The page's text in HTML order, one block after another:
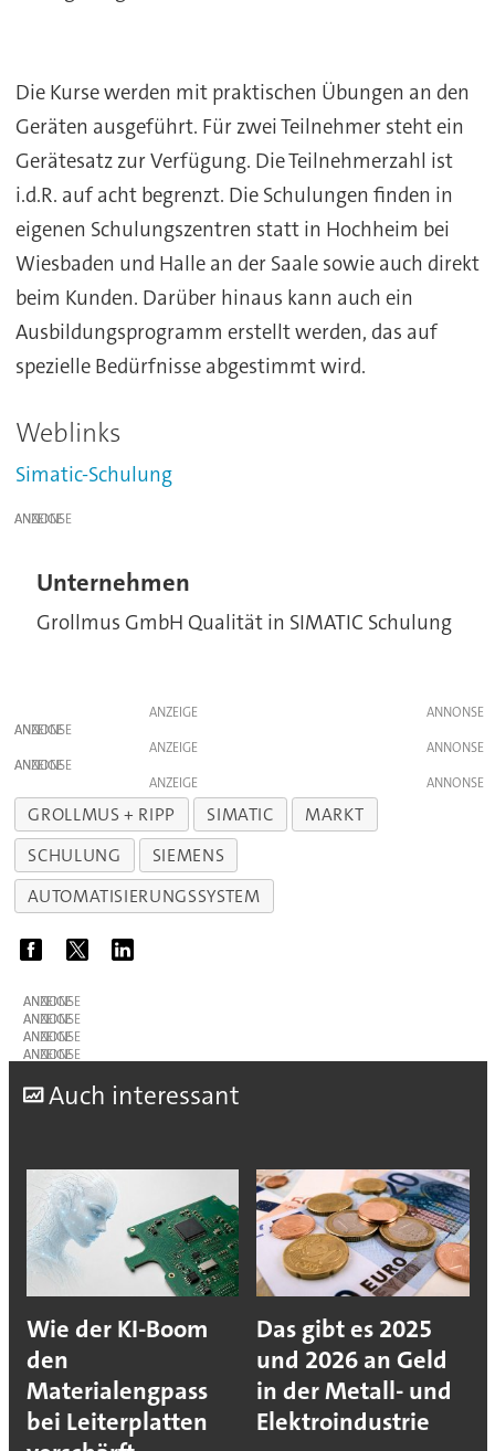
Die Kurse werden mit praktischen Übungen an den
Geräten ausgeführt. Für zwei Teilnehmer steht ein
Gerätesatz zur Verfügung. Die Teilnehmerzahl ist
i.d.R. auf acht begrenzt. Die Schulungen finden in
eigenen Schulungszentren statt in Hochheim bei
Wiesbaden und Halle an der Saale sowie auch direkt
beim Kunden. Darüber hinaus kann auch ein
Ausbildungsprogramm erstellt werden, das auf
spezielle Bedürfnisse abgestimmt wird.
Weblinks
Simatic-Schulung
ANZEIGE
Unternehmen
Grollmus GmbH Qualität in SIMATIC Schulung
ANZEIGE
ANZEIGE
ANZEIGE
ANZEIGE
ANZEIGE
GROLLMUS + RIPP SIMATIC
MARKT
SCHULUNG
SIEMENS
AUTOMATISIERUNGSSYSTEM
ANZEIGE
ANZEIGE
ANZEIGE
ANZEIGE
Auch interessant
Wie der KI-Boom
den
Materialengpass
bei Leiterplatten
Das gibt es 2025
und 2026 an Geld
in der Metall- und
Elektroindustrie